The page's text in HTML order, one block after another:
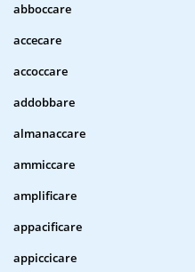
abboccare
accecare
accoccare
addobbare
almanaccare
ammiccare
amplificare
appacificare
appiccicare